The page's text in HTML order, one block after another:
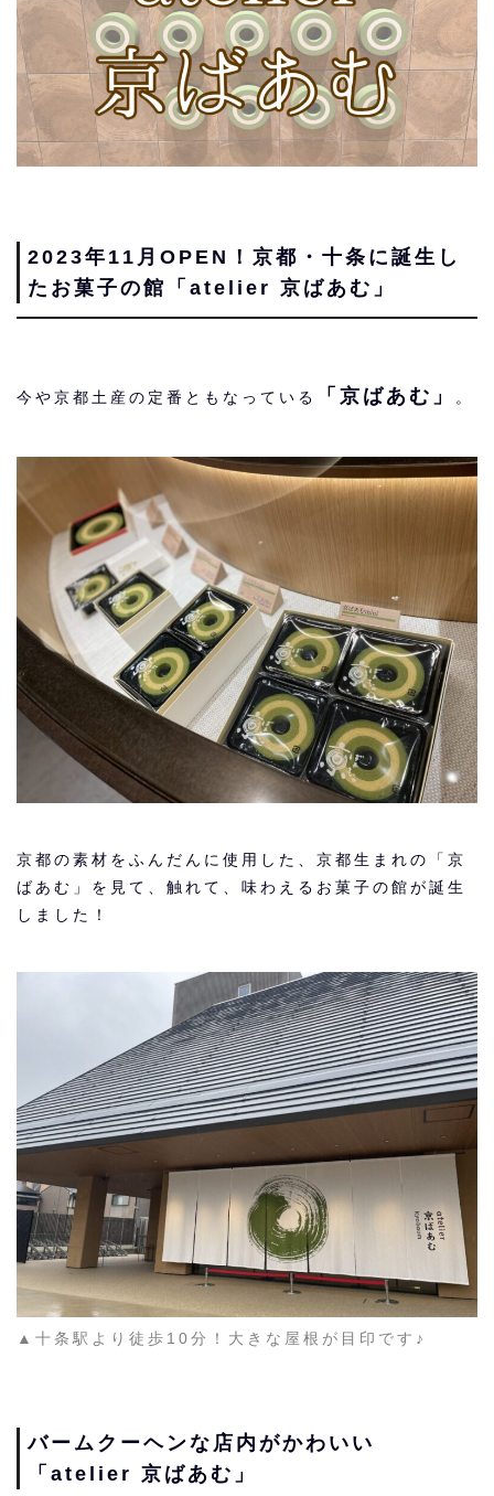
2023年11月OPEN！京都・十条に誕生し
たお菓子の館「atelier 京ばあむ」
今や京都土産の定番ともなっている 「京ばあむ」 。
京都の素材をふんだんに使用した、京都生まれの「京
ばあむ」を見て、触れて、味わえるお菓子の館が誕生
しました！
▲十条駅より徒歩10分！大きな屋根が目印です♪
バームクーヘンな店内がかわいい
「atelier 京ばあむ」